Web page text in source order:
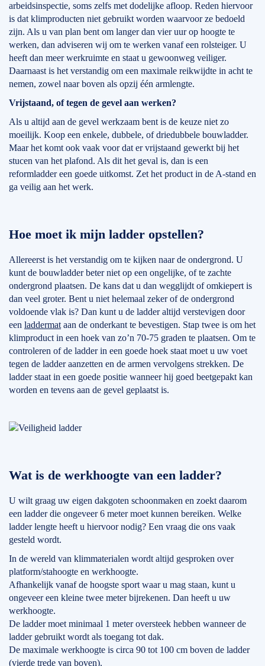
arbeidsinspectie, soms zelfs met dodelijke afloop. Reden hiervoor
is dat klimproducten niet gebruikt worden waarvoor ze bedoeld
zijn. Als u van plan bent om langer dan vier uur op hoogte te
werken, dan adviseren wij om te werken vanaf een rolsteiger. U
heeft dan meer werkruimte en staat u gewoonweg veiliger.
Daarnaast is het verstandig om een maximale reikwijdte in acht te
nemen, zowel naar boven als opzij één armlengte.
Vrijstaand, of tegen de gevel aan werken?
Als u altijd aan de gevel werkzaam bent is de keuze niet zo
moeilijk. Koop een enkele, dubbele, of driedubbele bouwladder.
Maar het komt ook vaak voor dat er vrijstaand gewerkt bij het
stucen van het plafond. Als dit het geval is, dan is een
reformladder een goede uitkomst. Zet het product in de A-stand en
ga veilig aan het werk.
Hoe moet ik mijn ladder opstellen?
Allereerst is het verstandig om te kijken naar de ondergrond. U
kunt de bouwladder beter niet op een ongelijke, of te zachte
ondergrond plaatsen. De kans dat u dan wegglijdt of omkiepert is
dan veel groter. Bent u niet helemaal zeker of de ondergrond
voldoende vlak is? Dan kunt u de ladder altijd verstevigen door
een laddermat aan de onderkant te bevestigen. Stap twee is om het
klimproduct in een hoek van zo’n 70-75 graden te plaatsen. Om te
controleren of de ladder in een goede hoek staat moet u uw voet
tegen de ladder aanzetten en de armen vervolgens strekken. De
ladder staat in een goede positie wanneer hij goed beetgepakt kan
worden en tevens aan de gevel geplaatst is.
Wat is de werkhoogte van een ladder?
U wilt graag uw eigen dakgoten schoonmaken en zoekt daarom
een ladder die ongeveer 6 meter moet kunnen bereiken. Welke
ladder lengte heeft u hiervoor nodig? Een vraag die ons vaak
gesteld wordt.
In de wereld van klimmaterialen wordt altijd gesproken over
platform/stahoogte en werkhoogte.
Afhankelijk vanaf de hoogste sport waar u mag staan, kunt u
ongeveer een kleine twee meter bijrekenen. Dan heeft u uw
werkhoogte.
De ladder moet minimaal 1 meter oversteek hebben wanneer de
ladder gebruikt wordt als toegang tot dak.
De maximale werkhoogte is circa 90 tot 100 cm boven de ladder
(vierde trede van boven).